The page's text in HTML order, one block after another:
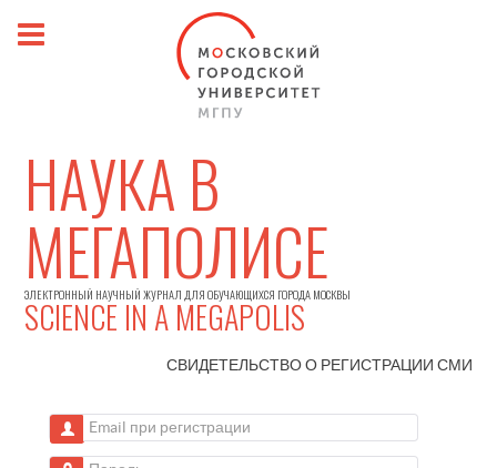
НАУКА В
МЕГАПОЛИСЕ
ЭЛЕКТРОННЫЙ НАУЧНЫЙ ЖУРНАЛ ДЛЯ ОБУЧАЮЩИХСЯ ГОРОДА МОСКВЫ
SCIENCE IN A MEGAPOLIS
СВИДЕТЕЛЬСТВО О РЕГИСТРАЦИИСМИ
Email при регистрации